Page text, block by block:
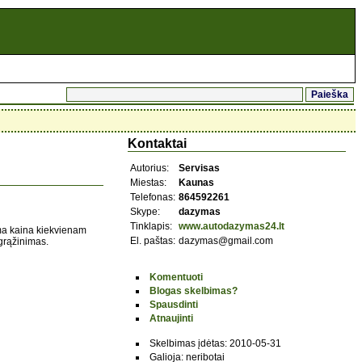
kaina kiekvienam
Kontaktai
Autorius:
Servisas
Miestas:
Kaunas
Telefonas: 864592261
Skype:
dazymas
Tinklapis: www.autodazymas24.lt
El. paštas: dazymas@gmail.com
Komentuoti
Blogas skelbimas?
Spausdinti
Atnaujinti
Skelbimas įdėtas: 2010-05-31
Galioja: neribotai